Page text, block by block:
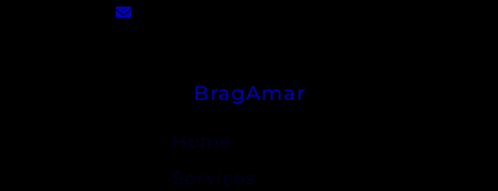
BragAmar
Home
Serviços